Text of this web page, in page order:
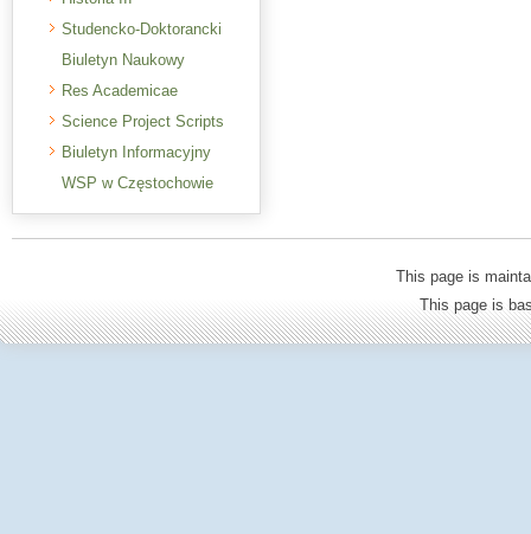
Studencko-Doktorancki
Biuletyn Naukowy
Res Academicae
Science Project Scripts
Biuletyn Informacyjny
WSP w Częstochowie
This page is
This page is